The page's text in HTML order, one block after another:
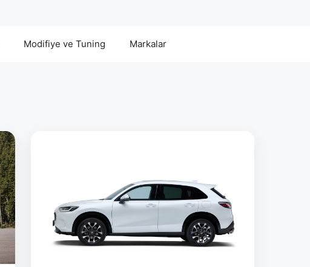
Modifiye ve Tuning Markalar